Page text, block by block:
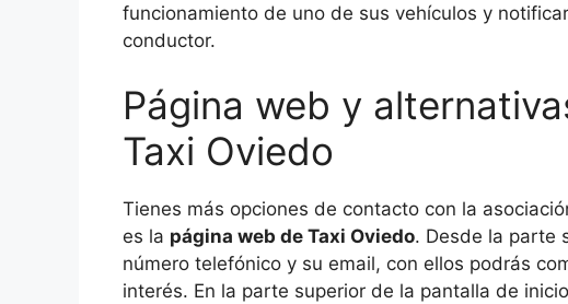
funcionamiento de uno de sus vehículos y
conductor.
Página web y
Taxi Oviedo
Tienes más opciones de contacto con la
es la página web de Taxi Oviedo. Desde la parte
número telefónico y su email, con ellos podrás
interés. En la parte superior de la pantalla de